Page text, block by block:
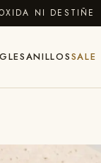
NI DESTIÑE ·
ANILLOSSALE